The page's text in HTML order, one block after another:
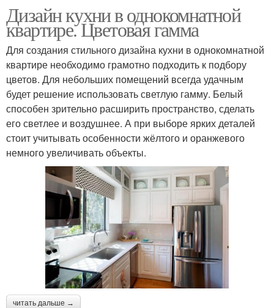
Дизайн кухни в однокомнатной
квартире. Цветовая гамма
Для создания стильного дизайна кухни в однокомнатной
квартире необходимо грамотно подходить к подбору
цветов. Для небольших помещений всегда удачным
будет решение использовать светлую гамму. Белый
способен зрительно расширить пространство, сделать
его светлее и воздушнее. А при выборе ярких деталей
стоит учитывать особенности жёлтого и оранжевого
немного увеличивать объекты.
читать дальше →